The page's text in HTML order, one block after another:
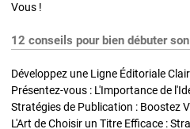
Vous !
12 conseils pour bien débuter
Développez une Ligne Éditoriale
Présentez-vous : L'Importance de
L'Art de Choisir un Titre Efficace :